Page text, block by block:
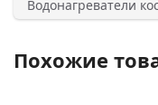
Водонагреватели
Похожие